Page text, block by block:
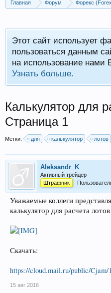
Главная Форум Форекс
Этот сайт использует
пользоваться данным
на использование
Узнать больше.
Калькулятор для
Страница 1
Метки: для калькулятор лотов
Aleksandr_K
Активный трейдер
Штрафник
Уважаемые коллеги
калькулятор для расчета лотов
Скачать:
https://cloud.mail.ru/public/Cjam/
15 авг 2016